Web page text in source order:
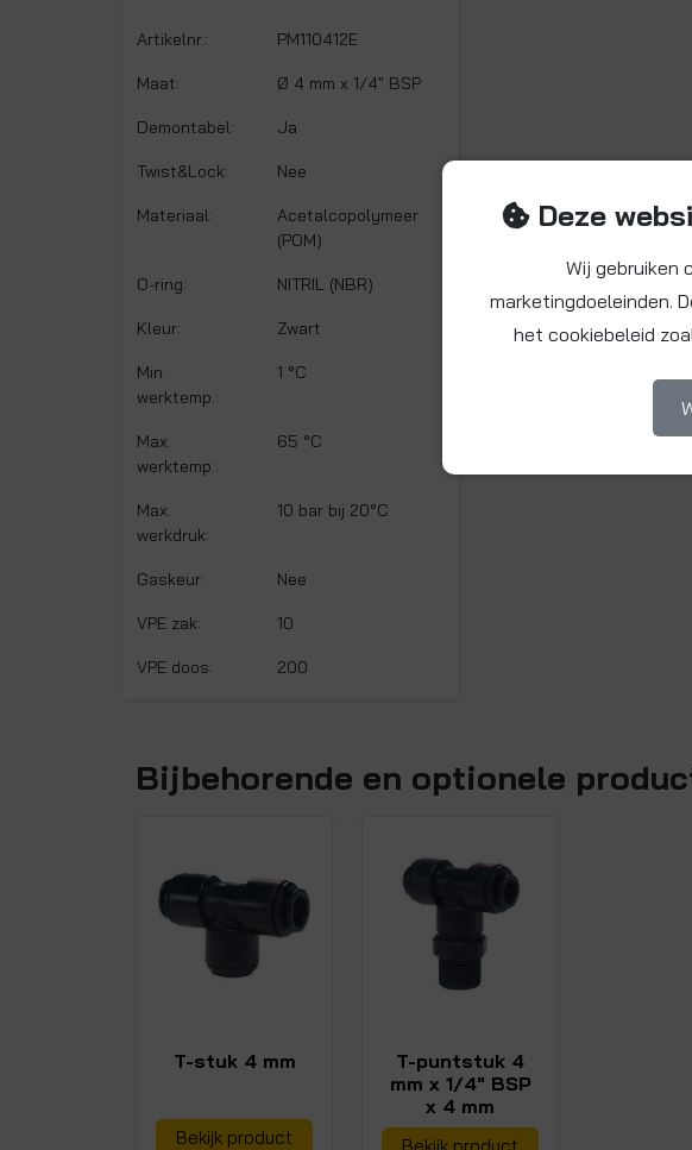
Artikelnr.: PM110412E
Maat: Ø 4 mm x 1/4" BSP
Demontabel: Ja
Twist&Lock: Nee
Materiaal:
Acetalcopolymeer
(POM)
O-ring: NITRIL (NBR)
Kleur: Zwart
Min.
werktemp.:
1 °C
Max.
werktemp.:
65 °C
Max.
werkdruk:
10 bar bij 20°C
Gaskeur: Nee
VPE zak: 10
VPE doos: 200
Bijbehorende en optionele
T-stuk 4 mm
Bekijk product
T-puntstuk 4
mm x 1/4" BSP
x 4 mm
Deze
Wij gebruiken
marketingdoeleinden.
het cookiebeleid